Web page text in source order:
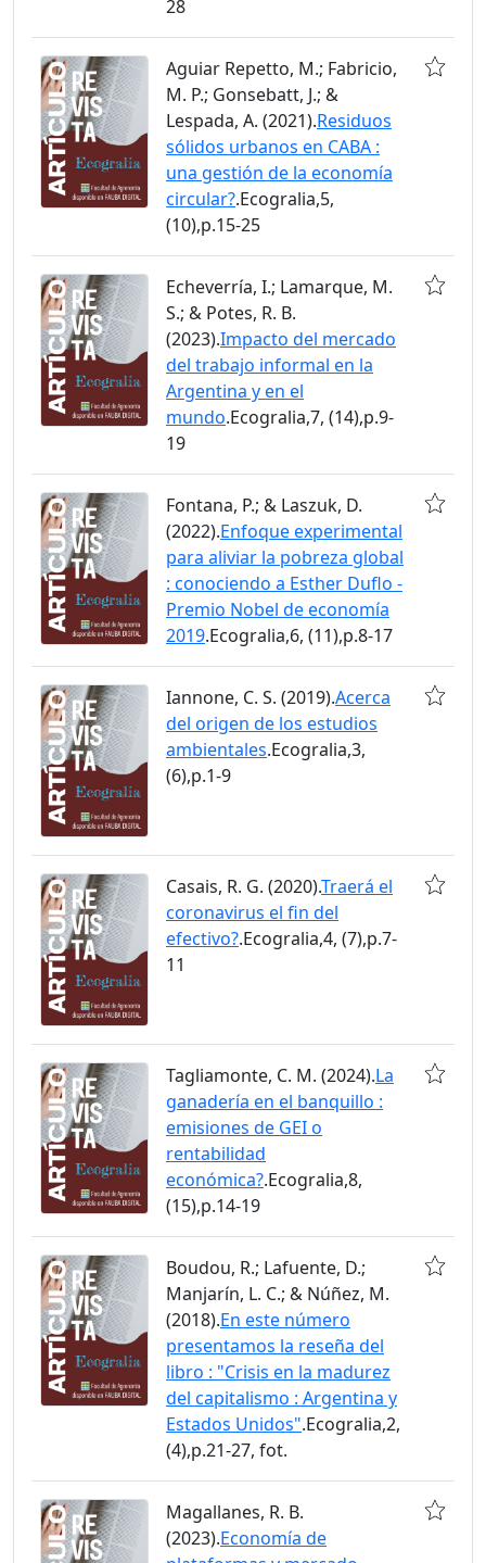
28
Aguiar Repetto, M.; Fabricio,
M. P.; Gonsebatt, J.; &
Lespada, A. (2021).Residuos
sólidos urbanos en CABA :
una gestión de la economía
circular?.Ecogralia,5,
(10),p.15-25
Echeverría, I.; Lamarque, M.
S.; & Potes, R. B.
(2023).Impacto del mercado
del trabajo informal en la
Argentina y en el
mundo.Ecogralia,7, (14),p.9-
19
Fontana, P.; & Laszuk, D.
(2022).Enfoque experimental
para aliviar la pobreza global
: conociendo a Esther Duflo -
Premio Nobel de economía
2019.Ecogralia,6, (11),p.8-17
Iannone, C. S. (2019).Acerca
del origen de los estudios
ambientales.Ecogralia,3,
(6),p.1-9
Casais, R. G. (2020).Traerá el
coronavirus el fin del
efectivo?.Ecogralia,4, (7),p.7-
11
Tagliamonte, C. M. (2024).La
ganadería en el banquillo :
emisiones de GEI o
rentabilidad
económica?.Ecogralia,8,
(15),p.14-19
Boudou, R.; Lafuente, D.;
Manjarín, L. C.; & Núñez, M.
(2018).En este número
presentamos la reseña del
libro : "Crisis en la madurez
del capitalismo : Argentina y
Estados Unidos".Ecogralia,2,
(4),p.21-27, fot.
Magallanes, R. B.
(2023).Economía de